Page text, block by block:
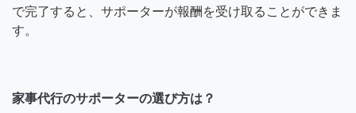
で完了すると、サポーターが報酬を受け取ることができま
す。
家事代行のサポーターの選び方は？